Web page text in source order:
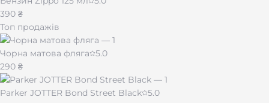
390 ₴
Топ продажів
Чорна матова фляга
5.0
290 ₴
Parker JOTTER Bond Street Black 5.0